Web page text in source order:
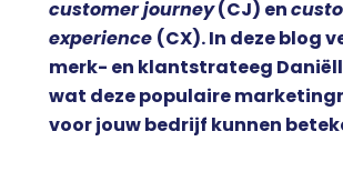
customer journey(CJ) en
experience (CX). In deze blog
merk- en klantstrateeg
wat deze populaire
voor jouw bedrijf kunnen